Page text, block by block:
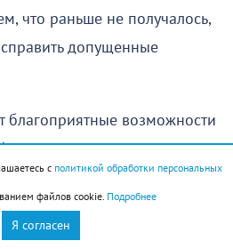
что раньше не получалось,
допущенные
благоприятные возможности
исключено, что вы получите
задавали раньше. Это
с точки зрения личных
то были в ссоре,
с политикой обработки персональных
файлов cookie. Подробнее
Я согласен